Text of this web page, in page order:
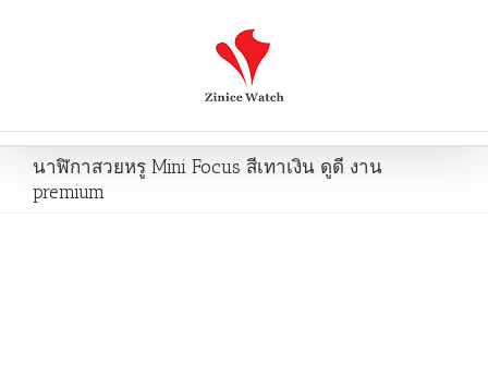
นาฬิกาสวยหรู Mini Focus สีเทาเงิน ดูดี งาน
premium